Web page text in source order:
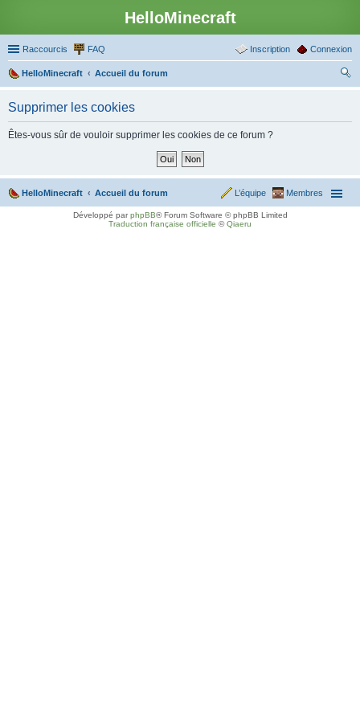
HelloMinecraft
Raccourcis FAQ Connexion
Inscription
HelloMinecraft
Accueil du forum
Supprimer les cookies
Êtes-vous sûr de vouloir supprimer les cookies de ce forum ?
HelloMinecraft Accueil du forum Membres
L’équipe
Développé parphpBB® Forum Software © phpBB Limited
Traduction française officielle ©Qiaeru